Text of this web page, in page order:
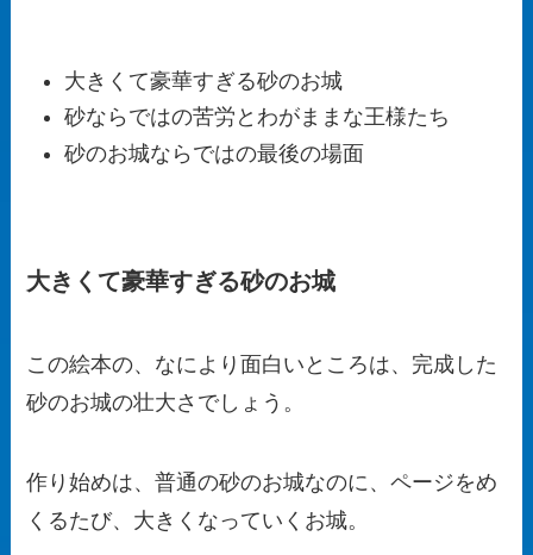
大きくて豪華すぎる砂のお城
砂ならではの苦労とわがままな王様たち
砂のお城ならではの最後の場面
大きくて豪華すぎる砂のお城
この絵本の、なにより面白いところは、完成した
砂のお城の壮大さでしょう。
作り始めは、普通の砂のお城なのに、ページをめ
くるたび、大きくなっていくお城。